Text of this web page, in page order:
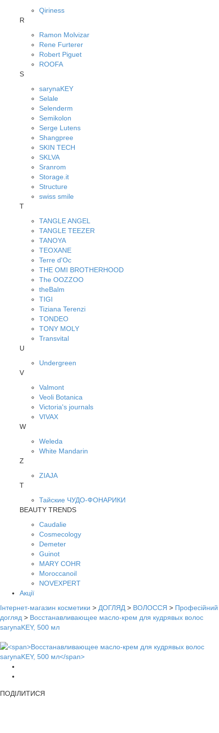
Qiriness
R
Ramon Molvizar
Rene Furterer
Robert Piguet
ROOFA
S
sarynaKEY
Selale
Selenderm
Semikolon
Serge Lutens
Shangpree
SKIN TECH
SKLVA
Sranrom
Storage.it
Structure
swiss smile
T
TANGLE ANGEL
TANGLE TEEZER
TANOYA
TEOXANE
Terre d'Oc
THE OMI BROTHERHOOD
The OOZZOO
theBalm
TIGI
Tiziana Terenzi
TONDEO
TONY MOLY
Transvital
U
Undergreen
V
Valmont
Veoli Botanica
Victoria's journals
VIVAX
W
Weleda
White Mandarin
Z
ZIAJA
Т
Тайские ЧУДО-ФОНАРИКИ
BEAUTY TRENDS
Caudalie
Cosmecology
Demeter
Guinot
MARY COHR
Moroccanoil
NOVEXPERT
Акції
Інтернет-магазин косметики > ДОГЛЯД > ВОЛОССЯ > Професійний
догляд > Восстанавливающее масло-крем для кудрявых волос
sarynaKEY, 500 мл
ПОДІЛИТИСЯ